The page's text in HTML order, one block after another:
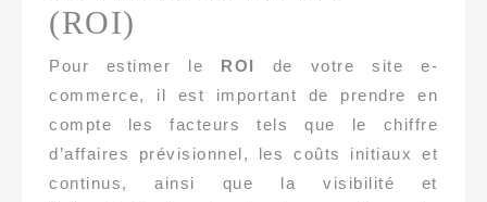
(ROI)
Pour estimer le ROI
de votre site e-
commerce, il est important de prendre en
compte les facteurs tels que le chiffre
d’affaires prévisionnel, les coûts initiaux et
continus, ainsi que la visibilité et